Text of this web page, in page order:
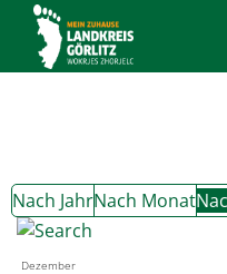
Nach JahrNach Monat